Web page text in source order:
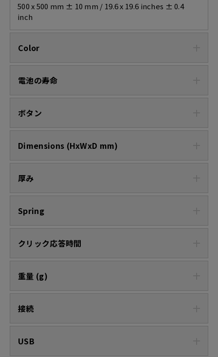
500 x 500 mm ± 10 mm / 19.6 x 19.6 inches ± 0.4
inch
Color
電池の寿命
ボタン
Dimensions (HxWxD mm)
厚み
Spring
クリック応答時間
重量 (g)
接続
USB